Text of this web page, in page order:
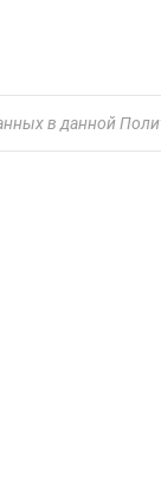
в данной